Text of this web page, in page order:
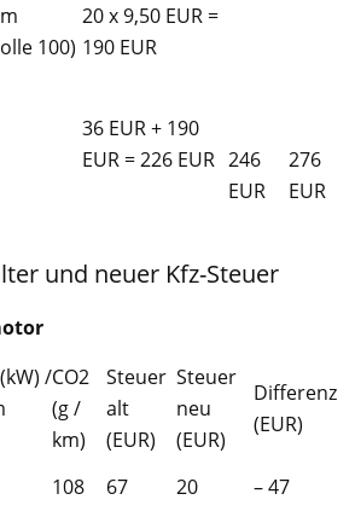
100)
20 x 9,50 EUR =
190 EUR
36 EUR + 190
EUR = 226 EUR 246
EUR
276
EUR
und neuer Kfz-Steuer
/CO2
(g /
km)
Steuer
alt
(EUR)
Steuer
neu
(EUR)
Differenz
(EUR)
108 67 20
– 47